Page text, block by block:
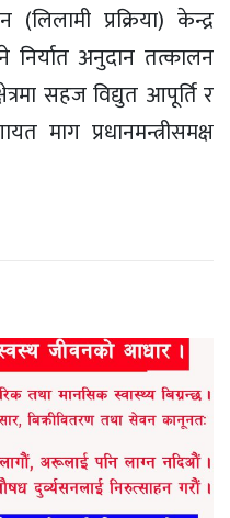
प्रक्रिया) केन्द्र
निर्यात अनुदान तत्कालन
सहज विद्युत आपूर्ति र
माग प्रधानमन्त्रीसमक्ष